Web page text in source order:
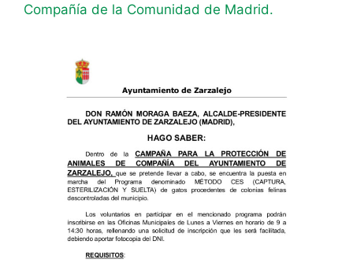
Compañía de la Comunidad de Madrid.